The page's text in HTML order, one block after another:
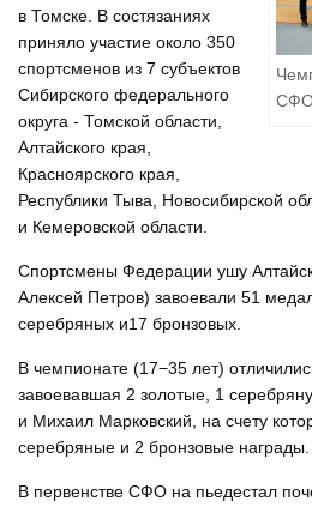
СФО
в Томске. В состязаниях
приняло участие около 350
спортсменов из 7 субъектов
Сибирского федерального
округа - Томской области,
Алтайского края,
Красноярского края,
Республики Тыва, Новосибирской
и Кемеровской области.
Спортсмены Федерации ушу
Алексей Петров) завоевали 51
серебряных и17 бронзовых.
В чемпионате (17−35 лет)
завоевавшая 2 золотые, 1
и Михаил Марковский, на счету
серебряные и 2 бронзовые награды.
В первенстве СФО на пьедестал